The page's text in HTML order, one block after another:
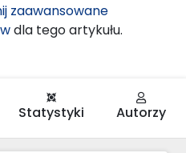
zaawansowane
dla tego artykułu.
Statystyki Autorzy